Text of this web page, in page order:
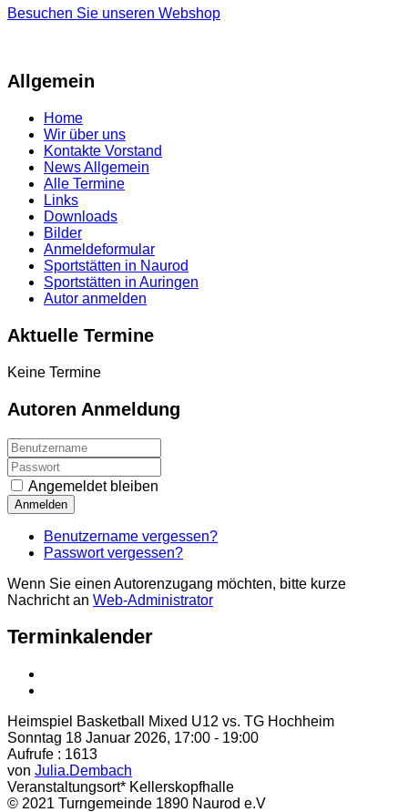
Besuchen Sie unseren Webshop
Allgemein
Home
Wir über uns
Kontakte Vorstand
News Allgemein
Alle Termine
Links
Downloads
Bilder
Anmeldeformular
Sportstätten in Naurod
Sportstätten in Auringen
Autor anmelden
Aktuelle Termine
Keine Termine
Autoren Anmeldung
Angemeldet bleiben
Anmelden
Benutzername vergessen?
Passwort vergessen?
Wenn Sie einen Autorenzugang möchten, bitte kurze
Nachricht an Web-Administrator
Terminkalender
Heimspiel Basketball Mixed U12 vs. TG Hochheim
Sonntag 18 Januar 2026, 17:00 - 19:00
Aufrufe : 1613
von Julia.Dembach
Veranstaltungsort* Kellerskopfhalle
© 2021 Turngemeinde 1890 Naurod e.V